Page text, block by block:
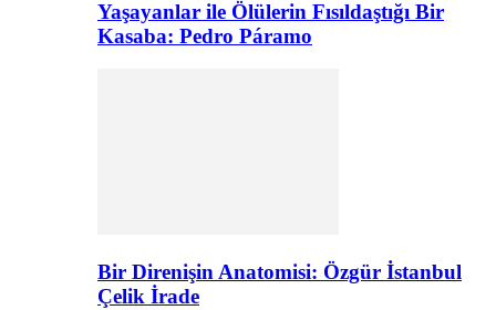
Yaşayanlar ile Ölülerin Fısıldaştığı Bir
Kasaba: Pedro Páramo
Bir Direnişin Anatomisi: Özgür İstanbul
Çelik İrade